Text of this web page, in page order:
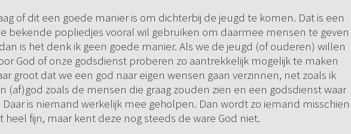
of dit een goede manier is om dichterbij de jeugd te komen. Dat is een
bekende popliedjes vooral wil gebruiken om daarmee mensen te geven
is het denk ik geen goede manier. Als we de jeugd (of ouderen) willen
God of onze godsdienst proberen zo aantrekkelijk mogelijk te maken
groot dat we een god naar eigen wensen gaan verzinnen, net zoals ik
(af)god zoals de mensen die graag zouden zien en een godsdienst waar
Daar is niemand werkelijk mee geholpen. Dan wordt zo iemand misschien
fijn, maar kent deze nog steeds de ware God niet.